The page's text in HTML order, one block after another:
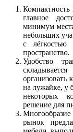
главное
минимум
небольших
с лёгкостью
пространство.
Удобство
организовать
на лужайке, у
некоторых
решение для
рынок